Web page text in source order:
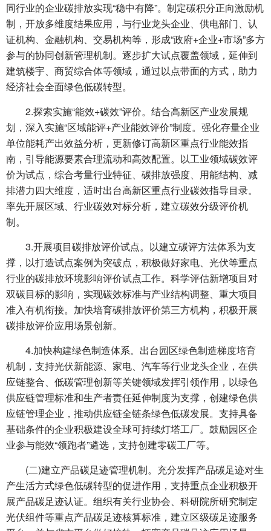
同行业的企业碳排放实现“稳中有降”。制定碳积分正向激励机
制，开放多维度结果应用，与行业龙头企业、供电部门、认
证机构、金融机构、交易机构等，形成“政府+企业+市场”多方
参与的协同创新管理机制。逐步扩大试点覆盖领域，延伸到
建筑楼宇、商贸综合体等领域，通过以点带面的方式，助力
经济社会全面绿色低碳转型。
2.探索实施“能效+碳效”评价。结合高新区产业发展规
划，深入实施“区域能评+产业能效评价”制度。强化存量企业
单位能耗产出效益分析，更新修订高新区重点行业能效指
南，引导能源要素合理流动和高效配置。以工业领域碳效评
价为试点，综合考量行业特征、碳排放强度、用能结构、减
排潜力四大维度，适时出台高新区重点行业碳效指导目录。
率先开展区域、行业碳效对标分析，建立碳效分级评价机
制。
3.开展项目碳排放评价试点。以建立碳评方法体系为支
撑，以打造试点案例为突破点，积极做好家电、光伏等重点
行业的碳排放环境影响评价试点工作。科学评估新增项目对
双碳目标的影响，实现碳效标准与产业结构调整、重大项目
准入有机衔接。加快培育碳排放评价第三方机构，积极开展
碳排放评价应用场景创新。
4.加快构建绿色制造体系。出台园区绿色制造梯度培育
机制，支持光伏新能源、家电、汽车等行业龙头企业，在供
应链整合、低碳管理创新等关键领域发挥引领作用，以绿色
供应链管理标准和生产者责任延伸制度为支撑，创建绿色供
应链管理企业，推动供应链全链条绿色低碳发展。支持具备
基础条件的企业积极建设全球可持续灯塔工厂。鼓励园区企
业参与能效“领跑者”遴选，支持创建零碳工厂等。
(二)建立产品碳足迹管理机制。充分发挥产品碳足迹对生
产生活方式绿色低碳转型的促进作用，支持重点企业积极开
展产品碳足迹认证。组织有关行业协会、科研院所研究制定
光伏组件等重点产品碳足迹核算标准，建立区级碳足迹服务